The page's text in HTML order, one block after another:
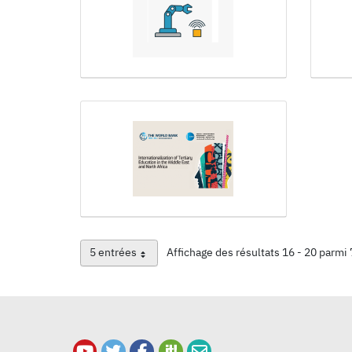
5 entréesPar page Affichage des résultats 16 - 20 parmi